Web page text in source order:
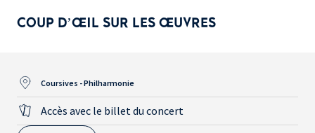
COUP D’ŒIL SUR LES ŒUVRES
Coursives - Philharmonie
Accès avec le billet du concert